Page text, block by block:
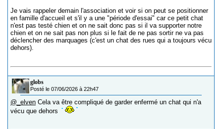
Je vais rappeler demain l'association et voir si on peut se positionner
en famille d'accueil et s'il y a une "période d'essai" car ce petit chat
n'est pas testé chien et on ne sait donc pas si il va supporter notre
chien et on ne sait pas non plus si le fait de ne pas sortir ne va pas
déclencher des marquages (c'est un chat des rues qui a toujours vécu
dehors).
globs
Posté le 07/06/2026 à 22h47
@_elven Cela va être compliqué de garder enfermé un chat qui n'a
vécu que dehors